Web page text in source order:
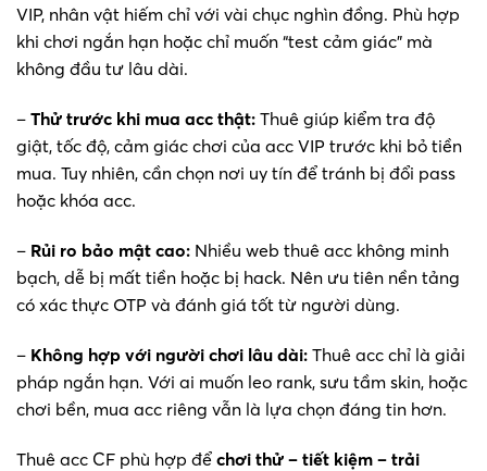
VIP, nhân vật hiếm chỉ với vài chục nghìn đồng. Phù hợp
khi chơi ngắn hạn hoặc chỉ muốn “test cảm giác” mà
không đầu tư lâu dài.
– Thử trước khi mua acc thật: Thuê giúp kiểm tra độ
giật, tốc độ, cảm giác chơi của acc VIP trước khi bỏ tiền
mua. Tuy nhiên, cần chọn nơi uy tín để tránh bị đổi pass
hoặc khóa acc.
– Rủi ro bảo mật cao: Nhiều web thuê acc không minh
bạch, dễ bị mất tiền hoặc bị hack. Nên ưu tiên nền tảng
có xác thực OTP và đánh giá tốt từ người dùng.
– Không hợp với người chơi lâu dài: Thuê acc chỉ là giải
pháp ngắn hạn. Với ai muốn leo rank, sưu tầm skin, hoặc
chơi bền, mua acc riêng vẫn là lựa chọn đáng tin hơn.
Thuê acc CF phù hợp để chơi thử – tiết kiệm – trải